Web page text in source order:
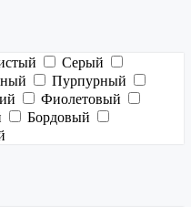
Серый
Пурпурный
Фиолетовый
Бордовый